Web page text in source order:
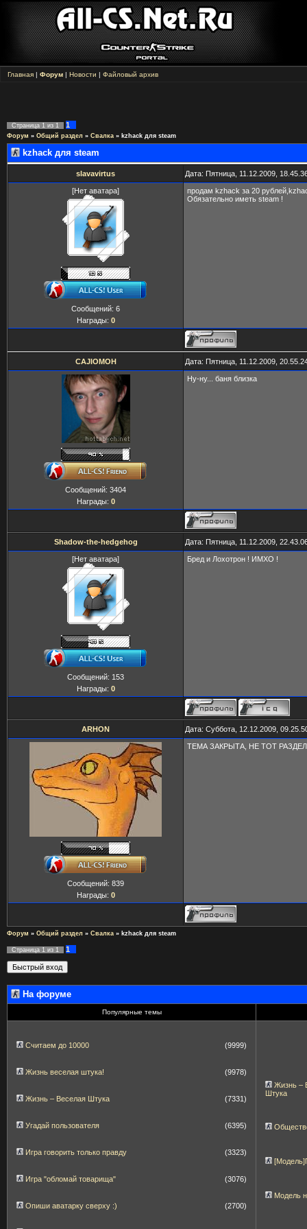
Главная | Форум | Новости | Файловый архив
Страница 1 из 1 1
Форум » Общий раздел » Свалка » kzhack для steam
kzhack для steam
slavavirtus Дата: Пятница, 11.12.2009,
[Нет аватара]
Сообщений: 6
Награды: 0
продам kzhack за 20
Обязательно иметь steam !
CAJIOMOH Дата: Пятница, 11.12.2009,
Сообщений: 3404
Награды: 0
Ну-ну... баня близка
Shadow-the-hedgehog Дата: Пятница, 11.12.2009,
[Нет аватара]
Сообщений: 153
Награды: 0
Бред и Лохотрон ! ИМХО !
ARHON Дата: Суббота, 12.12.2009,
Сообщений: 839
Награды: 0
ТЕМА ЗАКРЫТА, НЕ ТОТ
Форум » Общий раздел » Свалка » kzhack для steam
Страница 1 из 1
1
На форуме
Популярные темы
Считаем до 10000 (9999)
Жизнь веселая штука! (9978)
Жизнь – Веселая Штука (7331)
Угадай пользователя (6395)
Игра говорить только правду (3323)
Игра "обломай товарища" (3076)
Опиши аватарку сверху :) (2700)
Жизнь –
Штука
Модель